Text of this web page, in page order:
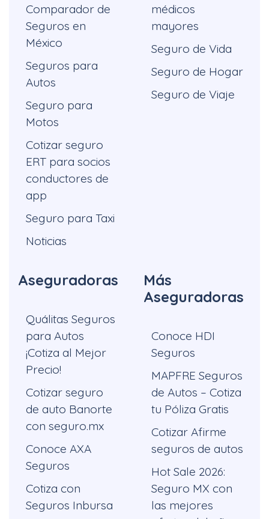
Comparador de
Seguros en
México
Seguros para
Autos
Seguro para
Motos
Cotizar seguro
ERT para socios
conductores de
app
Seguro para Taxi
Noticias
médicos
mayores
Seguro de Vida
Seguro de Hogar
Seguro de Viaje
Aseguradoras
Quálitas Seguros
para Autos
¡Cotiza al Mejor
Precio!
Cotizar seguro
de auto Banorte
con seguro.mx
Conoce AXA
Seguros
Cotiza con
Seguros Inbursa
Más
Aseguradoras
Conoce HDI
Seguros
MAPFRE Seguros
de Autos – Cotiza
tu Póliza Gratis
Cotizar Afirme
seguros de autos
Hot Sale 2026:
Seguro MX con
las mejores